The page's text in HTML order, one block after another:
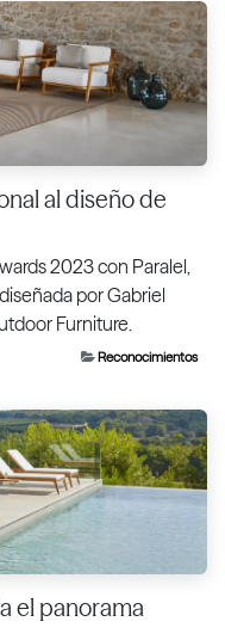
al diseño de
2023 con Paralel,
por Gabriel
Furniture.
Reconocimientos
el panorama